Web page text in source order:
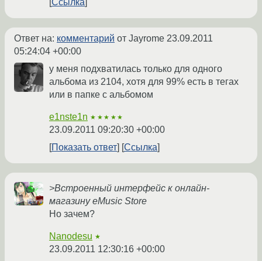
Ссылка
Ответ на: комментарий от Jayrome 23.09.2011
05:24:04 +00:00
у меня подхватилась только для одного
альбома из 2104, хотя для 99% есть в тегах
или в папке с альбомом
e1nste1n ★★★★★
23.09.2011 09:20:30 +00:00
Показать ответ
Ссылка
>Встроенный интерфейс к онлайн-
магазину eMusic Store
Но зачем?
Nanodesu ★
23.09.2011 12:30:16 +00:00